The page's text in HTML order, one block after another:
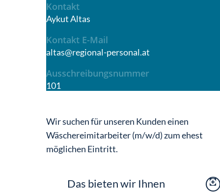
Kontakt
Aykut Altas
Kontakt E-Mail
altas@regional-personal.at
Ausschreibungsnummer
101
Wir suchen für unseren Kunden einen
Wäschereimitarbeiter (m/w/d) zum ehest
möglichen Eintritt.
Das bieten wir Ihnen